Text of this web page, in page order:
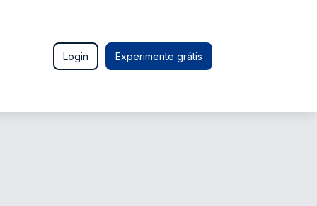
Login Experimente grátis